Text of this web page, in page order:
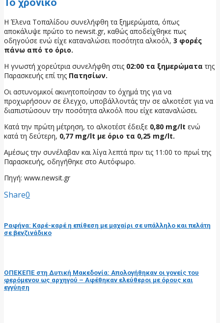
Το χρονικό
Η Έλενα Τοπαλίδου συνελήφθη τα ξημερώματα, όπως
αποκάλυψε πρώτο το newsit.gr, καθώς αποδείχθηκε πως
οδηγούσε ενώ είχε καταναλώσει ποσότητα αλκοόλ, 3 φορές
πάνω από το όριο.
Η γνωστή χορεύτρια συνελήφθη στις 02:00 τα ξημερώματα της
Παρασκευής επί της Πατησίων.
Οι αστυνομικοί ακινητοποίησαν το όχημά της για να
προχωρήσουν σε έλεγχο, υποβάλλοντάς την σε αλκοτέστ για να
διαπιστώσουν την ποσότητα αλκοόλ που είχε καταναλώσει.
Κατά την πρώτη μέτρηση, το αλκοτέστ έδειξε 0,80 mg/lt ενώ
κατά τη δεύτερη, 0,77 mg/lt με όριο τα 0,25 mg/lt.
Αμέσως την συνέλαβαν και λίγα λεπτά πριν τις 11:00 το πρωί της
Παρασκευής, οδηγήθηκε στο Αυτόφωρο.
Πηγή: www.newsit.gr
Share0
Ραφήνα: Καρέ-καρέ η επίθεση με μαχαίρι σε υπάλληλο και πελάτη
σε βενζινάδικο
ΟΠΕΚΕΠΕ στη Δυτική Μακεδονία: Απολογήθηκαν οι γονείς του
φερόμενου ως αρχηγού – Αφέθηκαν ελεύθεροι με όρους και
εγγύηση